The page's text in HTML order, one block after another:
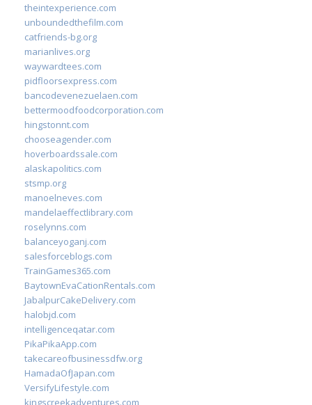
theintexperience.com
unboundedthefilm.com
catfriends-bg.org
marianlives.org
waywardtees.com
pidfloorsexpress.com
bancodevenezuelaen.com
bettermoodfoodcorporation.com
hingstonnt.com
chooseagender.com
hoverboardssale.com
alaskapolitics.com
stsmp.org
manoelneves.com
mandelaeffectlibrary.com
roselynns.com
balanceyoganj.com
salesforceblogs.com
TrainGames365.com
BaytownEvaCationRentals.com
JabalpurCakeDelivery.com
halobjd.com
intelligenceqatar.com
PikaPikaApp.com
takecareofbusinessdfw.org
HamadaOfJapan.com
VersifyLifestyle.com
kingscreekadventures.com